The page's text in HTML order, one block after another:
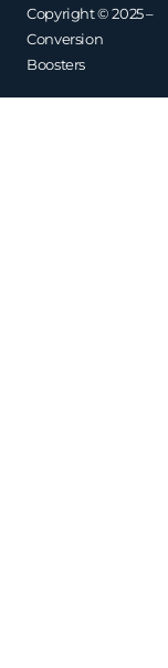
Copyright © 2025 –
Conversion
Boosters